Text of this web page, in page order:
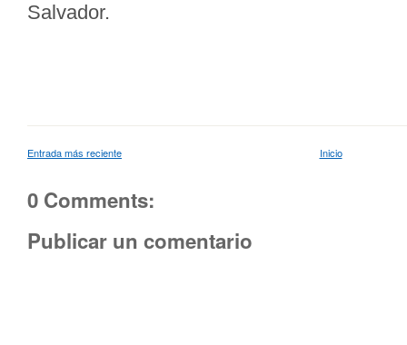
Salvador.
Entrada más reciente Inicio
0 Comments:
Publicar un comentario